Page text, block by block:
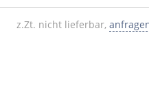
z.Zt. nicht lieferbar,